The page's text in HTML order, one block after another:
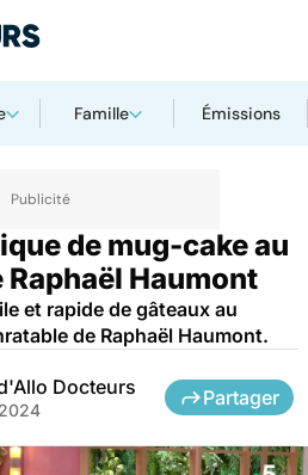
Famille Émissions
de mug-cake au
Haumont
et rapide de gâteaux au
de Raphaël Haumont.
Docteurs Partager